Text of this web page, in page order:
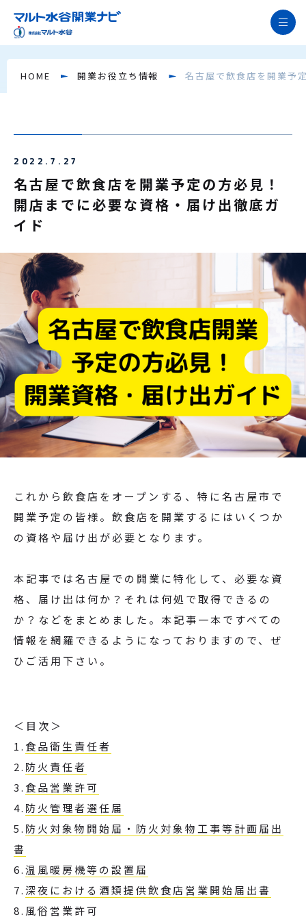
よくあるご質問
お問い合わせ
開業支援の特長
開業お役立ち情報
お役立ち資料
よくあるご質問
ニュース
HOME 開業お役立ち情報 名古屋で飲食店を開業予
2022.7.27
名古屋で飲食店を開業予定の方必見！
開店までに必要な資格・届け出徹底ガ
イド
これから飲食店をオープンする、特に名古屋市で
開業予定の皆様。飲食店を開業するにはいくつか
の資格や届け出が必要となります。
本記事では名古屋での開業に特化して、必要な資
格、届け出は何か？それは何処で取得できるの
か？などをまとめました。本記事一本ですべての
情報を網羅できるようになっておりますので、ぜ
ひご活用下さい。
＜目次＞
1. 食品衛生責任者
2. 防火責任者
3. 食品営業許可
4. 防火管理者選任届
5. 防火対象物開始届・防火対象物工事等計画届出
書
6.温風暖房機等の設置届
7.深夜における酒類提供飲食店営業開始届出書
8. 風俗営業許可